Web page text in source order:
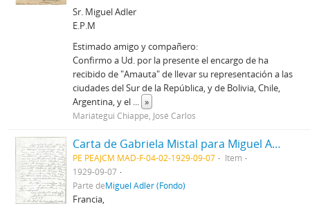
Sr. Miguel Adler
E.P.M
Estimado amigo y compañero:
Confirmo a Ud. por la presente el encargo de ha
recibido de "Amauta" de llevar su representación a las
ciudades del Sur de la República, y de Bolivia, Chile,
Argentina, y el ... »
Mariátegui Chiappe, José Carlos
Carta de Gabriela Mistal para Miguel Adler
PE PEAJCM MAD-F-04-02-1929-09-07
Item
1929-09-07
Parte deMiguel Adler (Fondo)
Francia,